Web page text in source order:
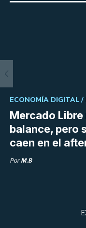
Mercado
balance, pero
caen en el
ECONOMÍA DIGITAL /
Por M.B